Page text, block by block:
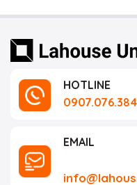
HOTLINE
0907.076.384
EMAIL